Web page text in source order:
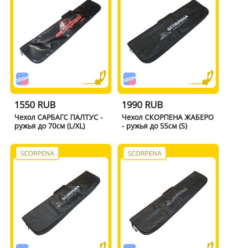
1550 RUB
Чехол САРБАГС ПАЛТУС -
ружья до 70см (L/XL)
1990 RUB
Чехол СКОРПЕНА ЖАБЕРО
- ружья до 55см (S)
SCORPENA SCORPENA